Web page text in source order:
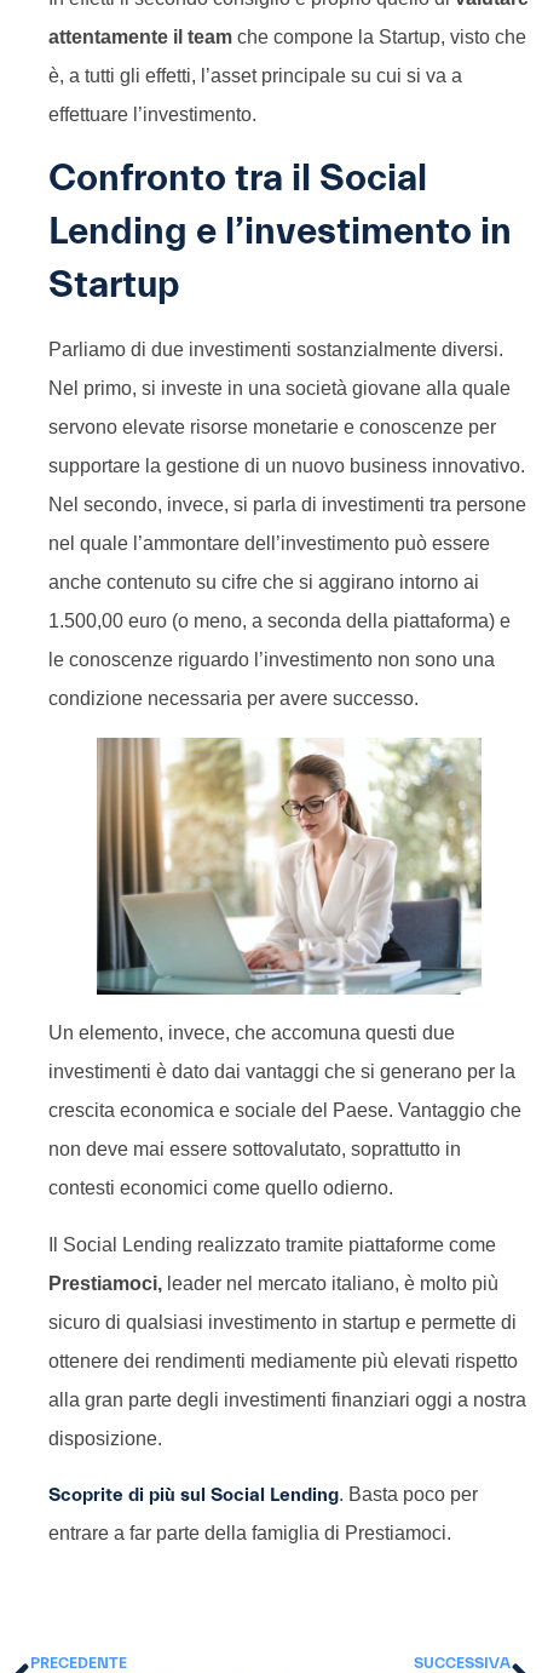
attentamente il team che compone la Startup, visto che
è, a tutti gli effetti, l’asset principale su cui si va a
effettuare l’investimento.
Confronto tra il Social
Lending e l’investimento in
Startup
Parliamo di due investimenti sostanzialmente diversi.
Nel primo, si investe in una società giovane alla quale
servono elevate risorse monetarie e conoscenze per
supportare la gestione di un nuovo business innovativo.
Nel secondo, invece, si parla di investimenti tra persone
nel quale l’ammontare dell’investimento può essere
anche contenuto su cifre che si aggirano intorno ai
1.500,00 euro (o meno, a seconda della piattaforma) e
le conoscenze riguardo l’investimento non sono una
condizione necessaria per avere successo.
Un elemento, invece, che accomuna questi due
investimenti è dato dai vantaggi che si generano per la
crescita economica e sociale del Paese. Vantaggio che
non deve mai essere sottovalutato, soprattutto in
contesti economici come quello odierno.
Il Social Lending realizzato tramite piattaforme come
Prestiamoci, leader nel mercato italiano, è molto più
sicuro di qualsiasi investimento in startup e permette di
ottenere dei rendimenti mediamente più elevati rispetto
alla gran parte degli investimenti finanziari oggi a nostra
disposizione.
Scoprite di più sul Social Lending. Basta poco per
entrare a far parte della famiglia di Prestiamoci.
PRECEDENTE SUCCESSIVA